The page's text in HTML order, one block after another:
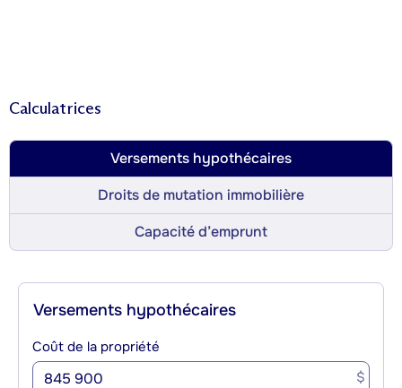
Calculatrices
Versements hypothécaires
Droits de mutation immobilière
Capacité d’emprunt
Versements hypothécaires
Coût de la propriété
$